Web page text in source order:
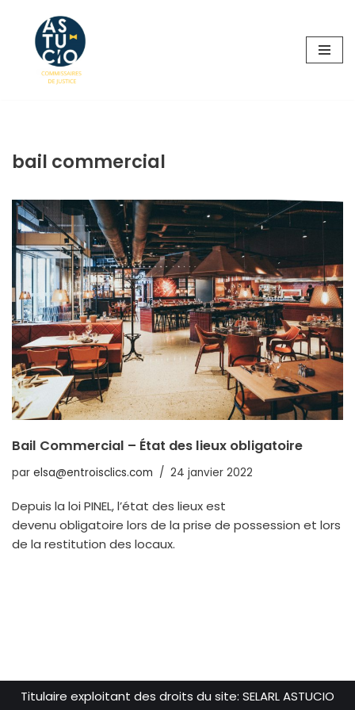
Aller
contenu
bail commercial
Bail Commercial – État des lieux obligatoire
par elsa@entroisclics.com 24 janvier 2022
Depuis la loi PINEL, l’état des lieux est
devenu obligatoire lors de la prise de possession et lors
de la restitution des locaux.
Titulaire exploitant des droits du site: SELARL ASTUCIO